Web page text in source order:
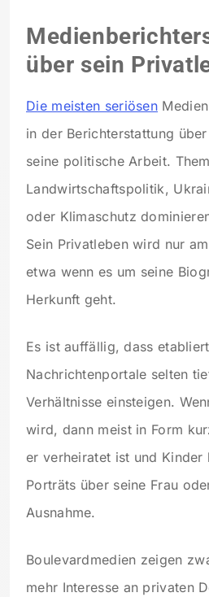
über sein
Die meisten seriösen
in der Berichterstattung
seine politische Arbeit.
Landwirtschaftspolitik,
oder Klimaschutz
Sein Privatleben wird nur
etwa wenn es um seine
Herkunft geht.
Es ist auffällig, dass
Nachrichtenportale selten
Verhältnisse einsteigen.
wird, dann meist in Form
er verheiratet ist und Kinder
Porträts über seine Frau
Ausnahme.
Boulevardmedien zeigen
mehr Interesse an privaten